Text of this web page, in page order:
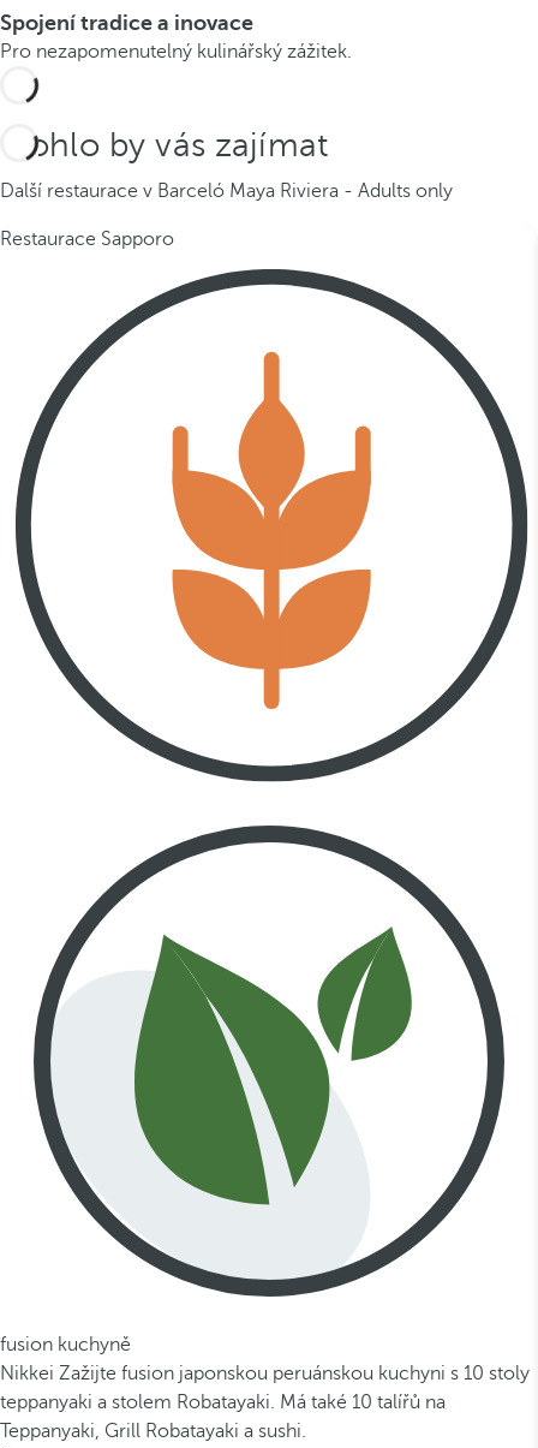
Spojení tradice a inovace
Pro nezapomenutelný kulinářský zážitek.
Mohlo by vás zajímat
Další restaurace v Barceló Maya Riviera - Adults only
Restaurace Sapporo
fusion kuchyně
Nikkei Zažijte fusion japonskou peruánskou kuchyni s 10 stoly
teppanyaki a stolem Robatayaki. Má také 10 talířů na
Teppanyaki, Grill Robatayaki a sushi.